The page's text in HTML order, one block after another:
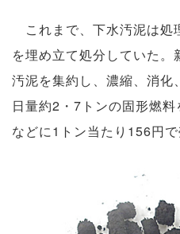
これまで、下水汚泥は処
を埋め立て処分していた
汚泥を集約し、濃縮、消化
日量約2・7トンの固形燃
などに1トン当たり156円で